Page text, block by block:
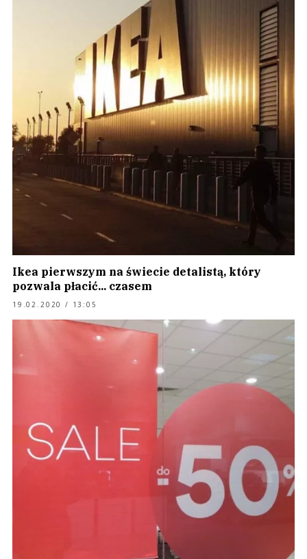
Ikea pierwszym na świecie detalistą, który
pozwala płacić... czasem
19.02.2020 / 13:05